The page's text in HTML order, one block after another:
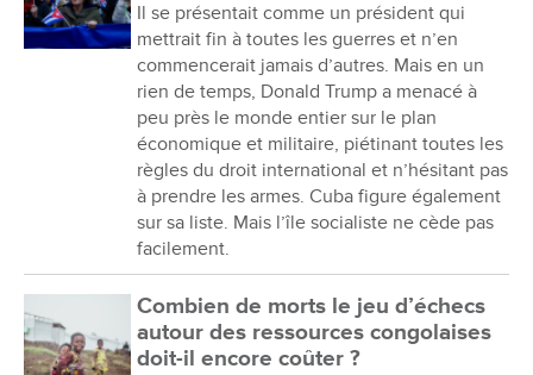
Il se présentait comme un président qui
mettrait fin à toutes les guerres et n’en
commencerait jamais d’autres. Mais en un
rien de temps, Donald Trump a menacé à
peu près le monde entier sur le plan
économique et militaire, piétinant toutes les
règles du droit international et n’hésitant pas
à prendre les armes. Cuba figure également
sur sa liste. Mais l’île socialiste ne cède pas
facilement.
Combien de morts le jeu d’échecs
autour des ressources congolaises
doit-il encore coûter ?